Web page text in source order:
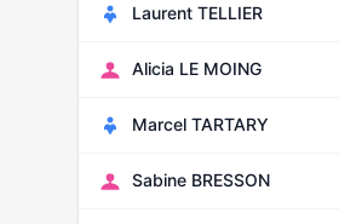
Laurent TELLIER
Alicia LE MOING
Marcel TARTARY
Sabine BRESSON